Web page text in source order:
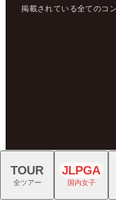
掲載されている全てのコ
TOUR
全ツアー
JLPGA
国内女子